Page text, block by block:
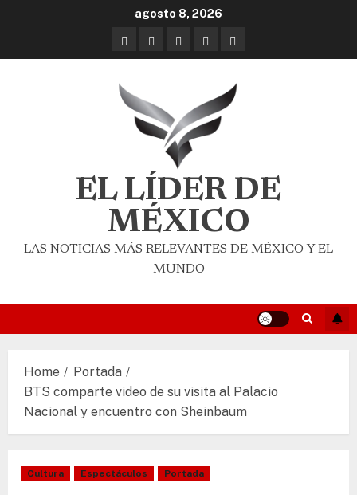
agosto 8, 2026
EL LÍDER DE
MÉXICO
LAS NOTICIAS MÁS RELEVANTES DE MÉXICO Y EL
MUNDO
Home
Portada
BTS comparte video de su visita al Palacio
Nacional y encuentro con Sheinbaum
Cultura Espectáculos Portada